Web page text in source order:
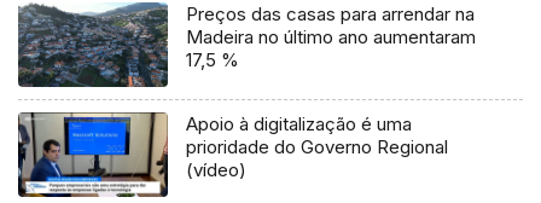
Preços das casas para arrendar na
Madeira no último ano aumentaram
17,5 %
Apoio à digitalização é uma
prioridade do Governo Regional
(vídeo)